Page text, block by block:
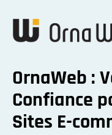
OrnaWeb :
Confiance
Sites E-